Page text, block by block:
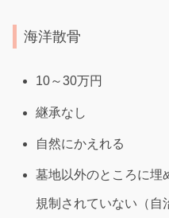
海洋散骨
10～30万円
継承なし
自然にかえれる
墓地以外のところに埋
規制されていない（自